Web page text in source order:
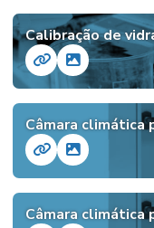
Calibração de
Câmara climática
Câmara climática